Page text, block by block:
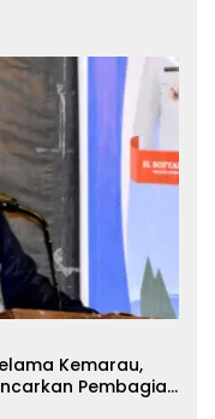
Kemarau,
Pembagian